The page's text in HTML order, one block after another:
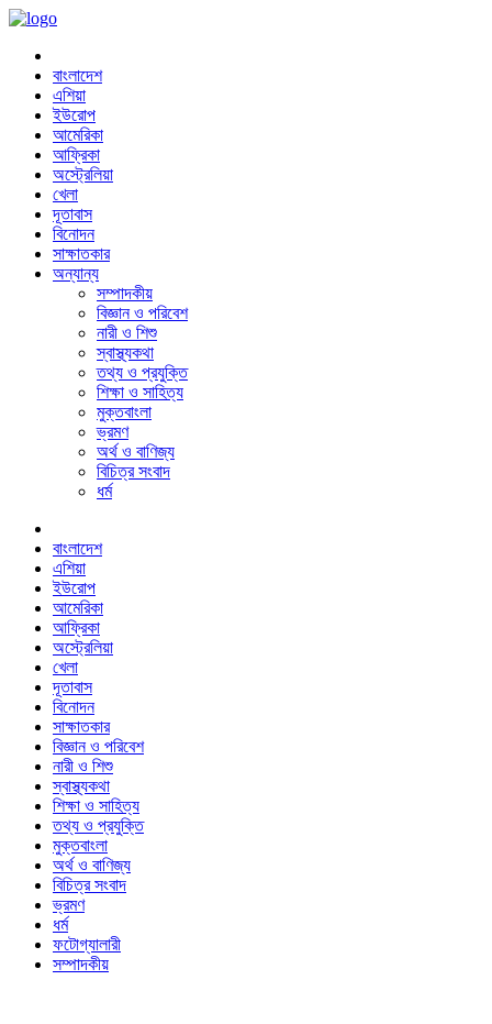
বাংলাদেশ
এশিয়া
ইউরোপ
আমেরিকা
আফ্রিকা
অস্ট্রেলিয়া
খেলা
দূতাবাস
বিনোদন
সাক্ষাতকার
অন্যান্য
সম্পাদকীয়
বিজ্ঞান ও পরিবেশ
নারী ও শিশু
স্বাস্থ্যকথা
তথ্য ও প্রযুক্তি
শিক্ষা ও সাহিত্য
মুক্তবাংলা
ভ্রমণ
অর্থ ও বাণিজ্য
বিচিত্র সংবাদ
ধর্ম
বাংলাদেশ
এশিয়া
ইউরোপ
আমেরিকা
আফ্রিকা
অস্ট্রেলিয়া
খেলা
দূতাবাস
বিনোদন
সাক্ষাতকার
বিজ্ঞান ও পরিবেশ
নারী ও শিশু
স্বাস্থ্যকথা
শিক্ষা ও সাহিত্য
তথ্য ও প্রযুক্তি
মুক্তবাংলা
অর্থ ও বাণিজ্য
বিচিত্র সংবাদ
ভ্রমণ
ধর্ম
ফটোগ্যালারী
সম্পাদকীয়